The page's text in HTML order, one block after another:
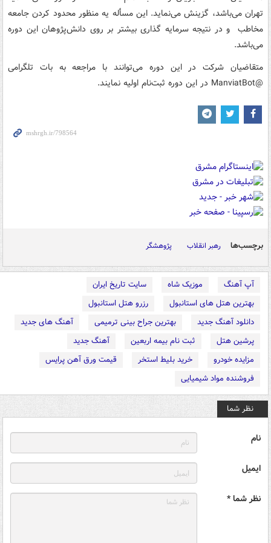
تهران می‌باشد، گزینش می‌نماید. این مسأله یه منظور محدود کردن جامعه
مخاطب و در نتیجه سرمایه گذاری بیشتر بر روی دانش‌پژوهان این دوره
می‌باشد.
متقاضیان شرکت در این دوره می‌توانند با مراجعه به بات تلگرامی
@ManviatBot در این دوره ثبت‌نام اولیه نمایند.
برچسب‌ها رهبر انقلاب پژوهشگر
آپ آهنگ موزیک شاه
سایت تاریخ ایران
بهترین هتل های استانبول
رزرو هتل استانبول
دانلود آهنگ جدید
بهترین جراح بینی ترمیمی
آهنگ های جدید
پرشین هتل
ثبت نام بیمه اربعین
آهنگ جدید
مزایده خودرو
خرید بلیط استخر
قیمت ورق آهن پرایس
فروشنده مواد شیمیایی
نظر شما
نام
ایمیل
نظر شما *